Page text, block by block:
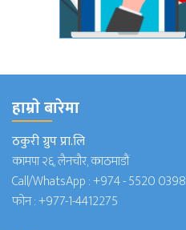
हाम्राे बारेमा
ठकुरी ग्रुप प्रा.लि
कामपा २६, लैनचौर, काठमाडौं
Call/WhatsApp :+974 - 5520 0398
फोन :+977-1-4412275